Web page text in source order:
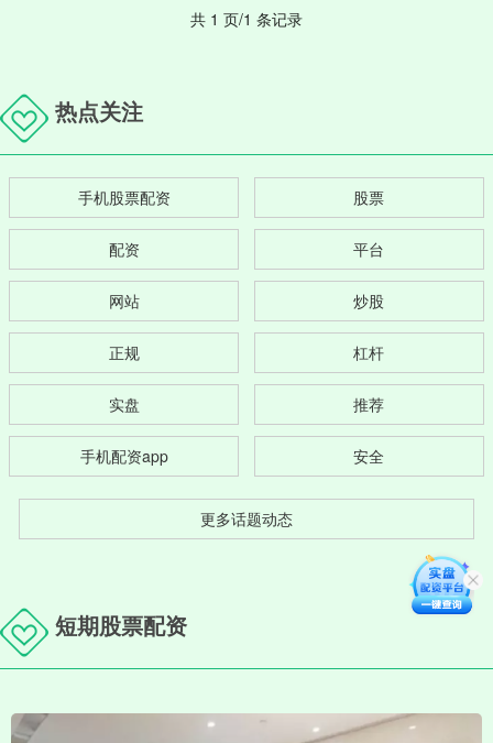
共 1 页/1 条记录
热点关注
手机股票配资 股票
配资 平台
网站 炒股
正规 杠杆
实盘 推荐
手机配资app 安全
更多话题动态
短期股票配资